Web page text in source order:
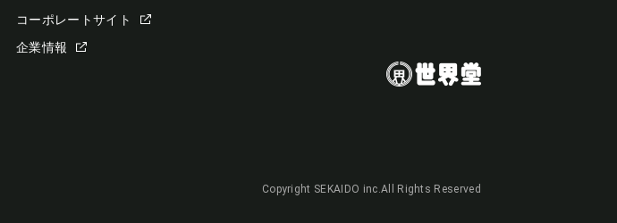
コーポレートサイト
企業情報
Copyright SEKAIDO inc.All Rights Reserved